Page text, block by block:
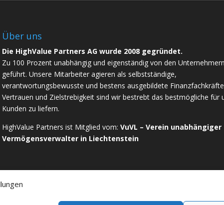
Über uns
Die HighValue Partners AG wurde 2008 gegründet.
Zu 100 Prozent unabhängig und eigenständig von den Unternehmern
geführt. Unsere Mitarbeiter agieren als selbstständige,
verantwortungsbewusste und bestens ausgebildete
Vertrauen und Zielstrebigkeit sind wir bestrebt das bestmögliche für
Kunden zu liefern.
HighValue Partners ist Mitglied vom: VuVL – Verein unabhängiger
Vermögensverwalter in Liechtenstein